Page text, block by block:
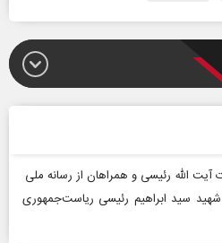
آیت الله رئیسی و همراهان از رسانه ملی
سید ابراهیم رئیسی ریاست‌جمهوری